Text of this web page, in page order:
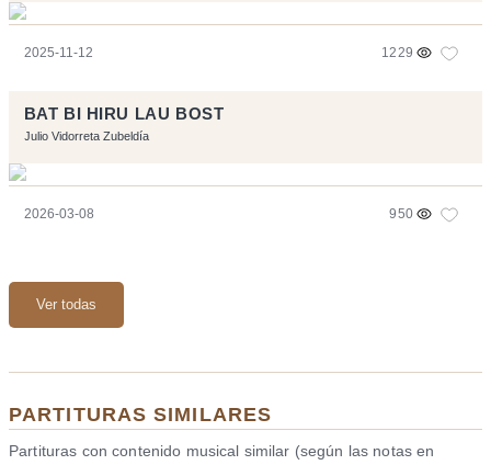
2025-11-12 1229
BAT BI HIRU LAU BOST
Julio Vidorreta Zubeldía
2026-03-08 950
Ver todas
PARTITURAS SIMILARES
Partituras con contenido musical similar (según las notas en